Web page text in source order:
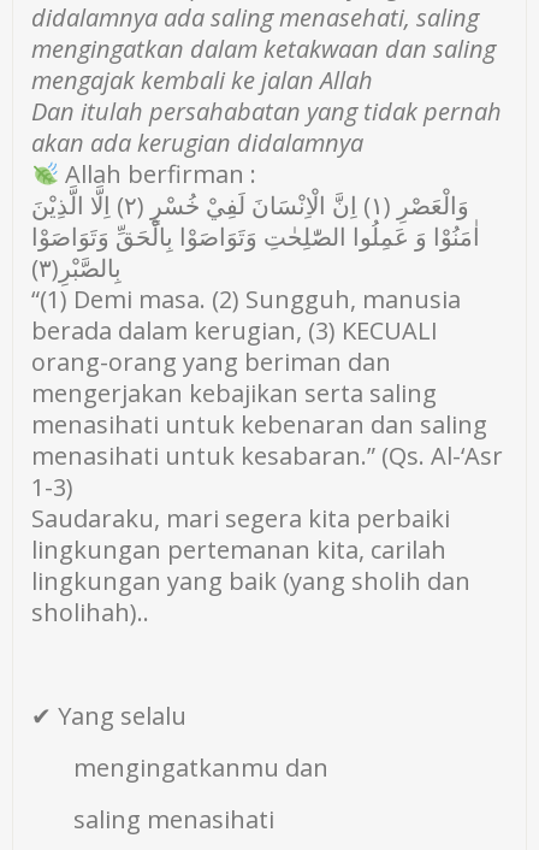
didalamnya ada saling menasehati, saling
mengingatkan dalam ketakwaan dan saling
mengajak kembali ke jalan Allah
Dan itulah persahabatan yang tidak pernah
akan ada kerugian didalamnya
Allah berfirman :
وَالْعَصْرِ (١) اِنَّ الْاِنْسَانَ لَفِيْ خُسْرٍ (٢) اِلَّا الَّذِيْنَ
اٰمَنُوْا وَ عَمِلُوا الصّٰلِحٰتِ وَتَوَاصَوْا بِالْحَقِّ وَتَوَاصَوْا
“(1) Demi masa. (2) Sungguh, manusia
berada dalam kerugian, (3) KECUALI
orang-orang yang beriman dan
mengerjakan kebajikan serta saling
menasihati untuk kebenaran dan saling
menasihati untuk kesabaran.” (Qs. Al-‘Asr
1-3)
Saudaraku, mari segera kita perbaiki
lingkungan pertemanan kita, carilah
lingkungan yang baik (yang sholih dan
sholihah)..
✔ Yang selalu
mengingatkanmu dan
saling menasihati